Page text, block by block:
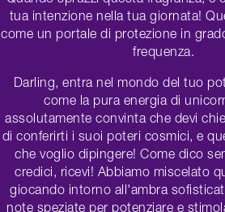
tua intenzione nella tua giornata!
come un portale di protezione in
frequenza.
Darling, entra nel mondo del tuo
come la pura energia di
assolutamente convinta che devi
di conferirti i suoi poteri cosmici, e
che voglio dipingere! Come dico
credici, ricevi! Abbiamo miscelato
giocando intorno all'ambra
note speziate per potenziare e